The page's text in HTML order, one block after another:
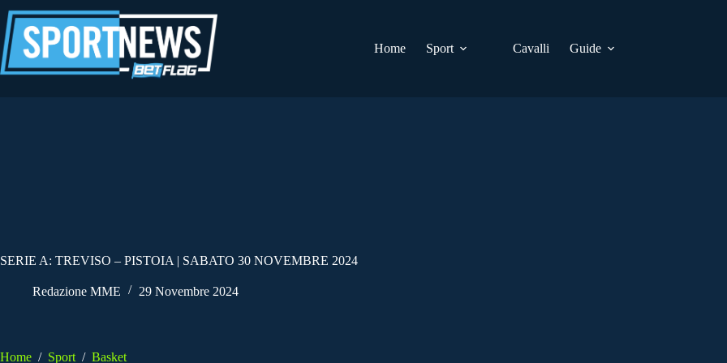
al
contenuto
Home
Sport Cavalli Guide
SERIE A: TREVISO – PISTOIA | SABATO 30 NOVEMBRE 2024
Redazione MME 29 Novembre 2024
Home / Sport / Basket